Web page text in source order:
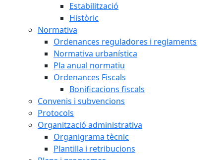
Estabilització
Històric
Normativa
Ordenances reguladores i reglaments
Normativa urbanística
Pla anual normatiu
Ordenances Fiscals
Bonificacions fiscals
Convenis i subvencions
Protocols
Organització administrativa
Organigrama tècnic
Plantilla i retribucions